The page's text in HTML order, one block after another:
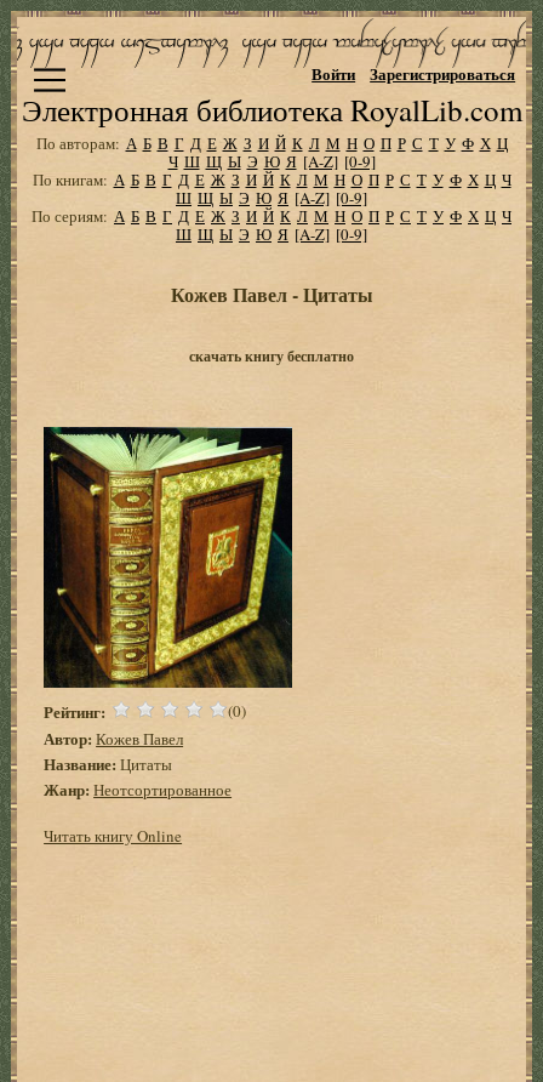
Электронная библиотека RoyalLib.com
Войти Зарегистрироваться
По авторам: А Б В Г Д Е Ж З И Й К Л М Н О П Р С Т У Ф Х Ц
Ч Ш Щ Ы Э Ю Я [A-Z] [0-9]
По книгам: А Б В Г Д Е Ж З И Й К Л М Н О П Р С Т У Ф Х Ц Ч
Ш Щ Ы Э Ю Я [A-Z] [0-9]
По сериям: А Б В Г Д Е Ж З И Й К Л М Н О П Р С Т У Ф Х Ц Ч
Ш Щ Ы Э Ю Я [A-Z] [0-9]
Кожев Павел - Цитаты
скачать книгу бесплатно
Рейтинг: (0)
Автор: Кожев Павел
Название: Цитаты
Жанр: Неотсортированное
Читать книгу Online